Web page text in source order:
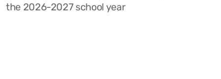
the 2026-2027 school year